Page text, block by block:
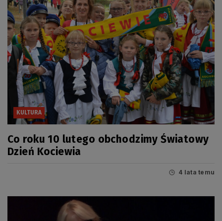
KULTURA
Co roku 10 lutego obchodzimy Światowy
Dzień Kociewia
4 lata temu